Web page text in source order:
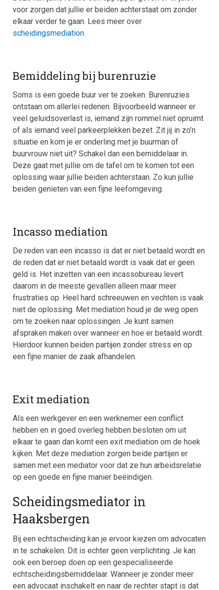
voor zorgen dat jullie er beiden achterstaat om zonder
elkaar verder te gaan. Lees meer over
scheidingsmediation.
Bemiddeling bij burenruzie
Soms is een goede buur ver te zoeken. Burenruzies
ontstaan om allerlei redenen. Bijvoorbeeld wanneer er
veel geluidsoverlast is, iemand zijn rommel niet opruimt
of als iemand veel parkeerplekken bezet. Zit jij in zo’n
situatie en kom je er onderling met je buurman of
buurvrouw niet uit? Schakel dan een bemiddelaar in.
Deze gaat met jullie om de tafel om te komen tot een
oplossing waar jullie beiden achterstaan. Zo kun jullie
beiden genieten van een fijne leefomgeving.
Incasso mediation
De reden van een incasso is dat er niet betaald wordt en
de reden dat er niet betaald wordt is vaak dat er geen
geld is. Het inzetten van een incassobureau levert
daarom in de meeste gevallen alleen maar meer
frustraties op. Heel hard schreeuwen en vechten is vaak
niet de oplossing. Met mediation houd je de weg open
om te zoeken naar oplossingen. Je kunt samen
afspraken maken over wanneer en hoe er betaald wordt.
Hierdoor kunnen beiden partijen zonder stress en op
een fijne manier de zaak afhandelen.
Exit mediation
Als een werkgever en een werknemer een conflict
hebben en in goed overleg hebben besloten om uit
elkaar te gaan dan komt een exit mediation om de hoek
kijken. Met deze mediation zorgen beide partijen er
samen met een mediator voor dat ze hun arbeidsrelatie
op een goede en fijne manier beëindigen.
Scheidingsmediator in
Haaksbergen
Bij een echtscheiding kan je ervoor kiezen om advocaten
in te schakelen. Dit is echter geen verplichting. Je kan
ook een beroep doen op een gespecialiseerde
echtscheidingsbemiddelaar. Wanneer je zonder meer
een advocaat inschakelt en naar de rechter stapt is dat